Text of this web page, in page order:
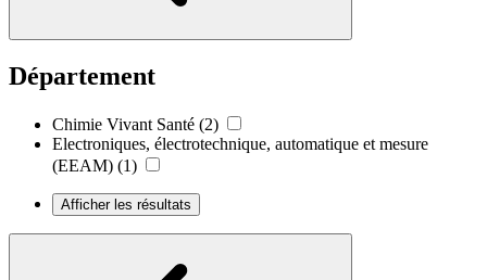
Département
Chimie Vivant Santé (2)
Electroniques, électrotechnique, automatique et mesure
(EEAM) (1)
Afficher les résultats